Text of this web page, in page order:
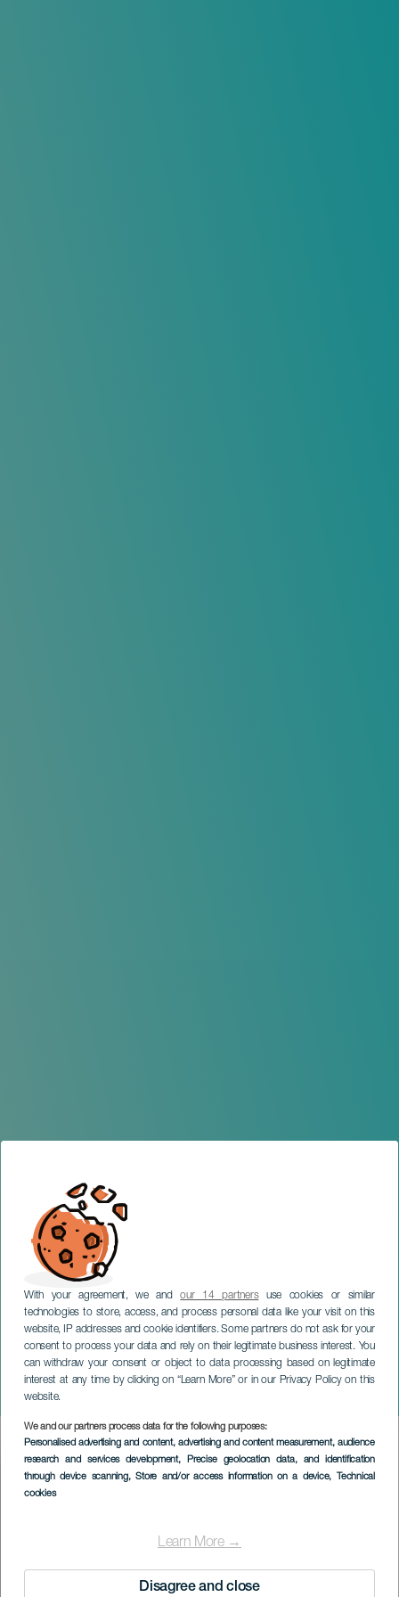
With your agreement, we andour 14 partnersuse cookies or similar
technologies to store, access, and process personal data like your visit on this
website, IP addresses and cookie identifiers. Some partners do not ask for your
consent to process your data and rely on their legitimate business interest. You
can withdraw your consent or object to data processing based on legitimate
interest at any time by clicking on “Learn More” or in our Privacy Policy on this
website.
We and our partners process data for the following purposes:
Personalised advertising and content, advertising and content measurement, audience
research and services development, Precise geolocation data, and identification
through device scanning, Store and/or access information on a device, Technical
cookies
Learn More →
Disagree and close
Shida Shahabi in concerto
LANZAROTE
Imagen
Listado